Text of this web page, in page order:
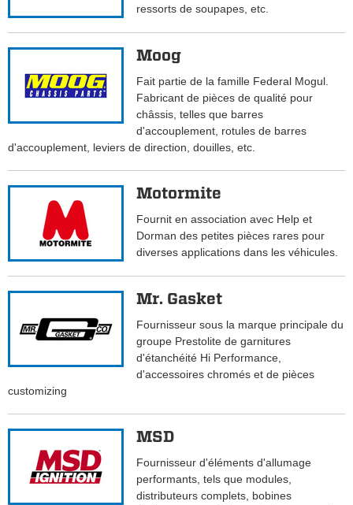
ressorts de soupapes, etc.
Moog
Fait partie de la famille Federal Mogul.
Fabricant de pièces de qualité pour
châssis, telles que barres
d'accouplement, rotules de barres
d'accouplement, leviers de direction, douilles, etc.
Motormite
Fournit en association avec Help et
Dorman des petites pièces rares pour
diverses applications dans les véhicules.
Mr. Gasket
Fournisseur sous la marque principale du
groupe Prestolite de garnitures
d'étanchéité Hi Performance,
d'accessoires chromés et de pièces
customizing
MSD
Fournisseur d'éléments d'allumage
performants, tels que modules,
distributeurs complets, bobines